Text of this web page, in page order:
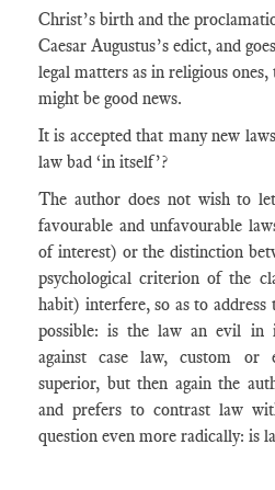
Christ’s birth and the
Caesar Augustus’s edict, and
legal matters as in religious
might be good news.
It is accepted that many new
law bad ‘in itself’?
The author does not wish to
favourable and unfavourable
of interest) or the distinction
psychological criterion of the
habit) interfere, so as to address
possible: is the law an evil in
against case law, custom or
superior, but then again the
and prefers to contrast law
question even more radically: is